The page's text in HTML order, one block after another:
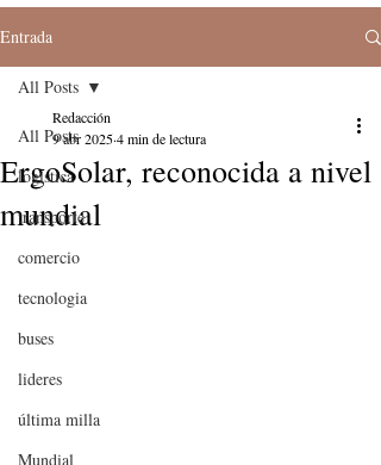
Entrada
All Posts
logistica
transporte
comercio
tecnologia
buses
lideres
última milla
Mundial
All Posts
ErgoSolar, reconocida a nivel
mundial
Redacción
9 abr 20254 min de lectura